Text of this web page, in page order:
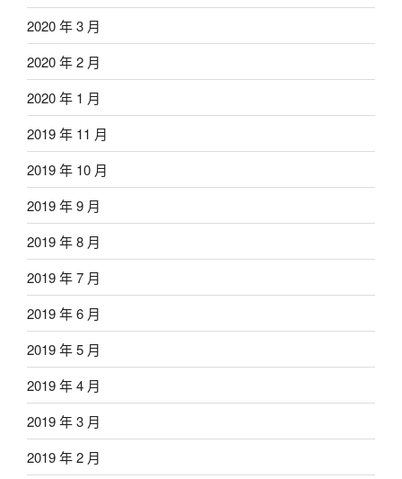
2020 年 3 月
2020 年 2 月
2020 年 1 月
2019 年 11 月
2019 年 10 月
2019 年 9 月
2019 年 8 月
2019 年 7 月
2019 年 6 月
2019 年 5 月
2019 年 4 月
2019 年 3 月
2019 年 2 月